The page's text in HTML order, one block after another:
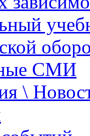
СМИ
\